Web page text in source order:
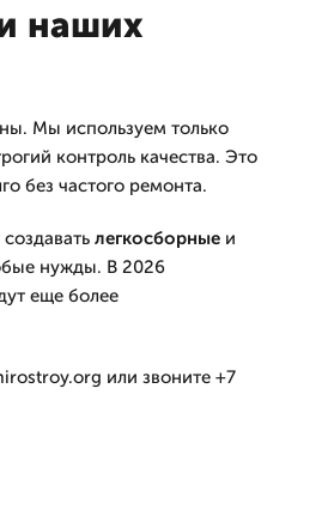
наших
Мы используем только
контроль качества. Это
без частого ремонта.
легкосборные и
нужды. В 2026
еще более
или звоните +7